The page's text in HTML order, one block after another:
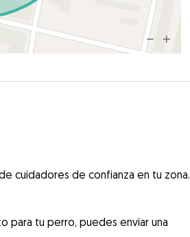
cuidadores de confianza en tu zona.
para tu perro, puedes enviar una